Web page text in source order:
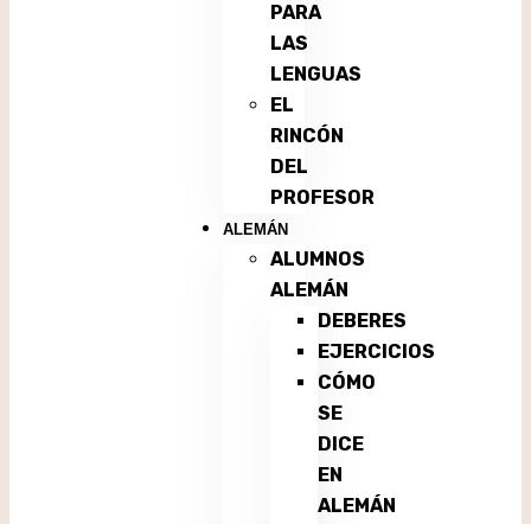
PARA
LAS
LENGUAS
EL
RINCÓN
DEL
PROFESOR
ALEMÁN
ALUMNOS
ALEMÁN
DEBERES
EJERCICIOS
CÓMO
SE
DICE
EN
ALEMÁN